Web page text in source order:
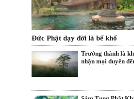
Đức Phật dạy đời là bể khổ
Trưởng thành là
nhận mọi duyên